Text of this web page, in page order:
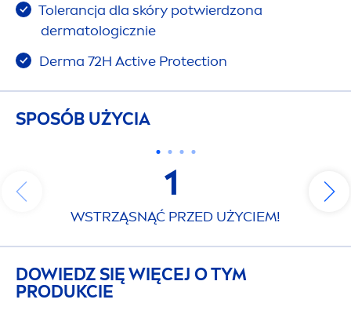
Tolerancja dla skóry potwierdzona
dermatologicznie
Derma 72H Active Protection
SPOSÓB UŻYCIA
1
WSTRZĄSNĄĆ PRZED UŻYCIEM!
DOWIEDZ SIĘ WIĘCEJ O TYM
PRODUKCIE